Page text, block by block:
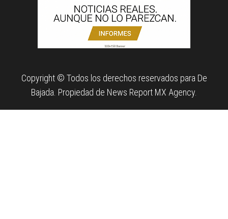
Copyright © Todos los derechos reservados para De
Bajada. Propiedad de News Report MX Agency.